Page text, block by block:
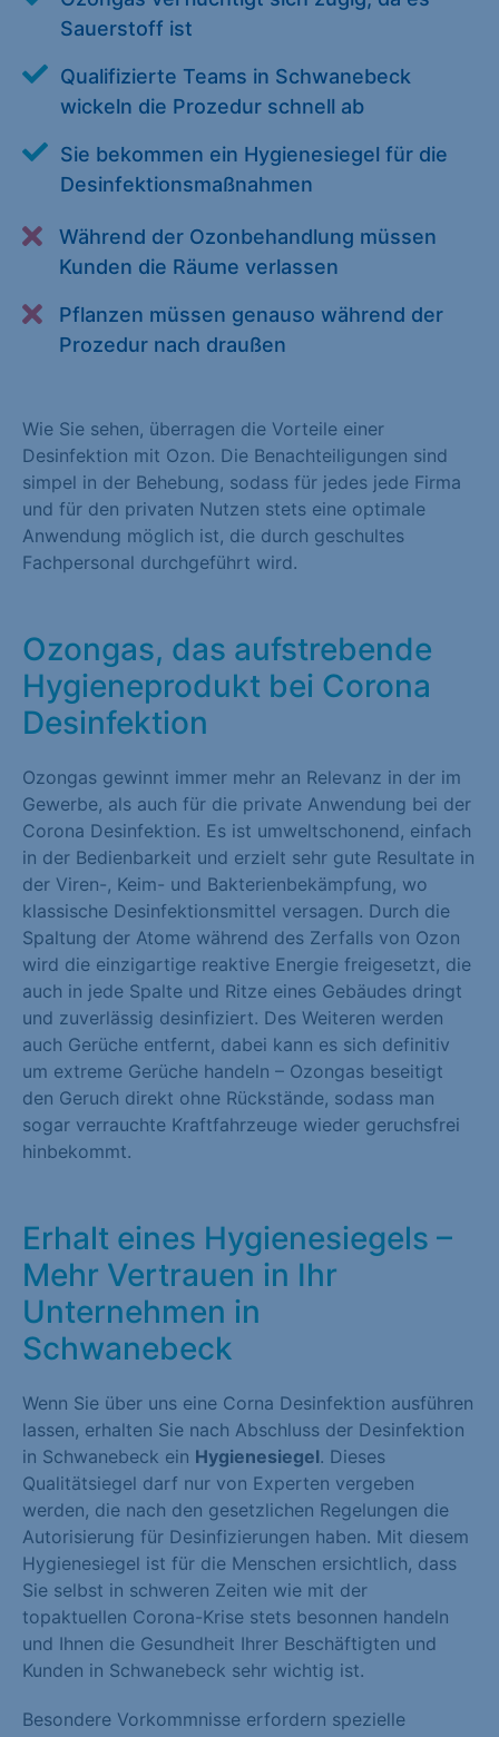
Sauerstoff ist
Qualifizierte Teams in Schwanebeck
wickeln die Prozedur schnell ab
Sie bekommen ein Hygienesiegel für die
Desinfektionsmaßnahmen
Während der Ozonbehandlung müssen
Kunden die Räume verlassen
Pflanzen müssen genauso während der
Prozedur nach draußen
Wie Sie sehen, überragen die Vorteile einer
Desinfektion mit Ozon. Die Benachteiligungen sind
simpel in der Behebung, sodass für jedes jede Firma
und für den privaten Nutzen stets eine optimale
Anwendung möglich ist, die durch geschultes
Fachpersonal durchgeführt wird.
Ozongas, das aufstrebende
Hygieneprodukt bei Corona
Desinfektion
Ozongas gewinnt immer mehr an Relevanz in der im
Gewerbe, als auch für die private Anwendung bei der
Corona Desinfektion. Es ist umweltschonend, einfach
in der Bedienbarkeit und erzielt sehr gute Resultate in
der Viren-, Keim- und Bakterienbekämpfung, wo
klassische Desinfektionsmittel versagen. Durch die
Spaltung der Atome während des Zerfalls von Ozon
wird die einzigartige reaktive Energie freigesetzt, die
auch in jede Spalte und Ritze eines Gebäudes dringt
und zuverlässig desinfiziert. Des Weiteren werden
auch Gerüche entfernt, dabei kann es sich definitiv
um extreme Gerüche handeln – Ozongas beseitigt
den Geruch direkt ohne Rückstände, sodass man
sogar verrauchte Kraftfahrzeuge wieder geruchsfrei
hinbekommt.
Erhalt eines Hygienesiegels –
Mehr Vertrauen in Ihr
Unternehmen in
Schwanebeck
Wenn Sie über uns eine Corna Desinfektion ausführen
lassen, erhalten Sie nach Abschluss der Desinfektion
in Schwanebeck ein Hygienesiegel. Dieses
Qualitätsiegel darf nur von Experten vergeben
werden, die nach den gesetzlichen Regelungen die
Autorisierung für Desinfizierungen haben. Mit diesem
Hygienesiegel ist für die Menschen ersichtlich, dass
Sie selbst in schweren Zeiten wie mit der
topaktuellen Corona-Krise stets besonnen handeln
und Ihnen die Gesundheit Ihrer Beschäftigten und
Kunden in Schwanebeck sehr wichtig ist.
Besondere Vorkommnisse erfordern spezielle
Alle akzeptieren
Zurück
Essenzielle Cookies ermöglichen grundlegende Funktionen und
sind für die einwandfreie Funktion der Website erforderlich.
Cookie-Informationen anzeigen
Statistik Cookies erfassen Informationen anonym. Diese
Informationen helfen uns zu verstehen, wie unsere Besucher
unsere Besucher unsere Website nutzen.
Cookie-Informationen anzeigen
Marketing (1)
Marketing-Cookies werden von Drittanbietern oder Publishern
Cookie-Informationen anzeigen
Externe Medien (1)
werden standardmäßig blockiert. Wenn Cookies von externen
Medien akzeptiert werden, bedarf der Zugriff auf diese Inhalte
keiner manuellen Einwilligung mehr.
Cookie-Informationen anzeigen
Datenschutzerklärung